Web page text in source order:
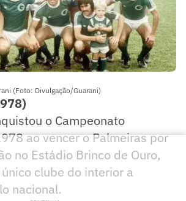
(Foto: Divulgação/Guarani)
o Campeonato
ao vencer o Palmeiras por
no Estádio Brinco de Ouro,
clube do interior a
nacional.